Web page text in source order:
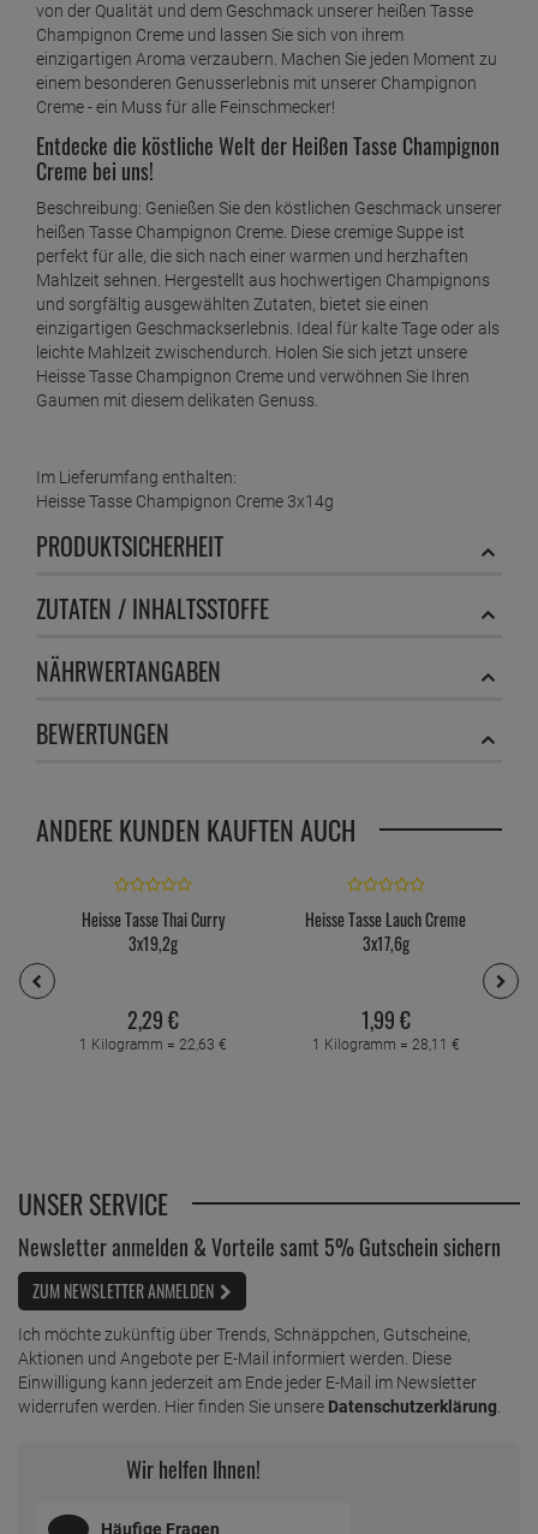
von der Qualität und dem Geschmack unserer heißen Tasse
Champignon Creme und lassen Sie sich von ihrem
einzigartigen Aroma verzaubern. Machen Sie jeden Moment zu
einem besonderen Genusserlebnis mit unserer Champignon
Creme - ein Muss für alle Feinschmecker!
Entdecke die köstliche Welt der Heißen Tasse Champignon
Creme bei uns!
Beschreibung: Genießen Sie den köstlichen Geschmack unserer
heißen Tasse Champignon Creme. Diese cremige Suppe ist
perfekt für alle, die sich nach einer warmen und herzhaften
Mahlzeit sehnen. Hergestellt aus hochwertigen Champignons
und sorgfältig ausgewählten Zutaten, bietet sie einen
einzigartigen Geschmackserlebnis. Ideal für kalte Tage oder als
leichte Mahlzeit zwischendurch. Holen Sie sich jetzt unsere
Heisse Tasse Champignon Creme und verwöhnen Sie Ihren
Gaumen mit diesem delikaten Genuss.
Im Lieferumfang enthalten:
Heisse Tasse Champignon Creme 3x14g
PRODUKTSICHERHEIT
ZUTATEN / INHALTSSTOFFE
NÄHRWERTANGABEN
BEWERTUNGEN
ANDERE KUNDEN KAUFTEN AUCH
Heisse Tasse Thai Curry
3x19,2g
2,29€
1 Kilogramm = 22,63 €
Heisse Tasse Lauch Creme
3x17,6g
1,99€
1 Kilogramm = 28,11 €
UNSER SERVICE
Newsletter anmelden & Vorteile samt 5% Gutschein sichern
ZUM NEWSLETTER ANMELDEN
Ich möchte zukünftig über Trends, Schnäppchen, Gutscheine,
Aktionen und Angebote per E-Mail informiert werden. Diese
Einwilligung kann jederzeit am Ende jeder E-Mail im Newsletter
widerrufen werden. Hier finden Sie unsere Datenschutzerklärung
Wir helfen Ihnen!
Häufige Fragen